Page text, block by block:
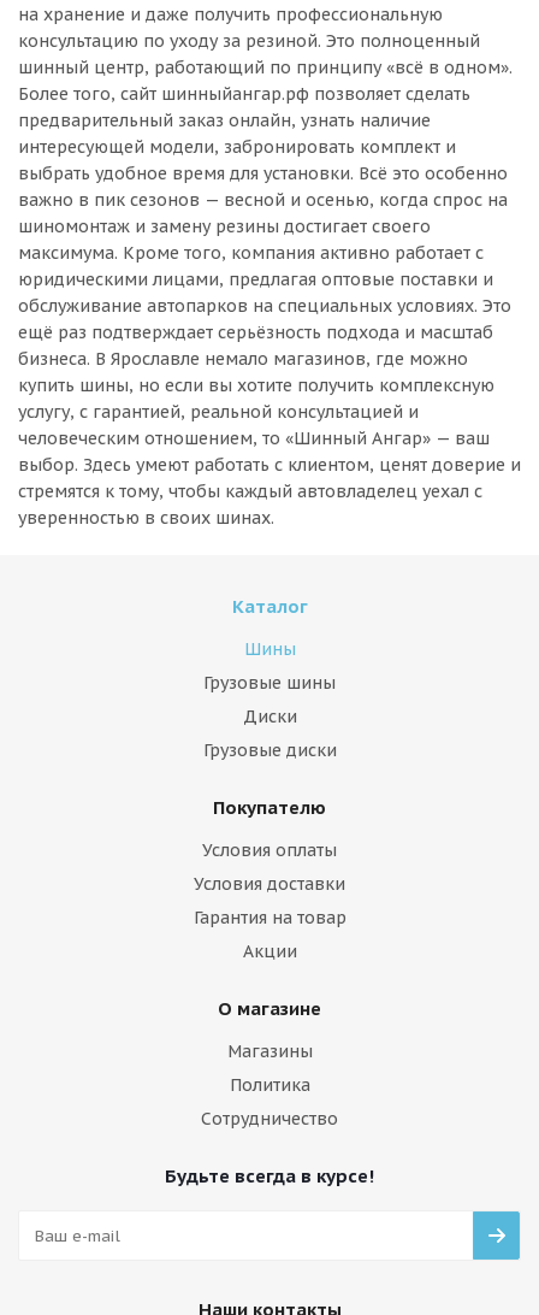
на хранение и даже получить профессиональную
консультацию по уходу за резиной. Это полноценный
шинный центр, работающий по принципу «всё в одном».
Более того, сайт шинныйангар.рф позволяет сделать
предварительный заказ онлайн, узнать наличие
интересующей модели, забронировать комплект и
выбрать удобное время для установки. Всё это особенно
важно в пик сезонов — весной и осенью, когда спрос на
шиномонтаж и замену резины достигает своего
максимума. Кроме того, компания активно работает с
юридическими лицами, предлагая оптовые поставки и
обслуживание автопарков на специальных условиях. Это
ещё раз подтверждает серьёзность подхода и масштаб
бизнеса. В Ярославле немало магазинов, где можно
купить шины, но если вы хотите получить комплексную
услугу, с гарантией, реальной консультацией и
человеческим отношением, то «Шинный Ангар» — ваш
выбор. Здесь умеют работать с клиентом, ценят доверие и
стремятся к тому, чтобы каждый автовладелец уехал с
уверенностью в своих шинах.
Каталог
Шины
Грузовые шины
Диски
Грузовые диски
Покупателю
Условия оплаты
Условия доставки
Гарантия на товар
Акции
О магазине
Магазины
Политика
Сотрудничество
Будьте всегда в курсе!
Наши контакты